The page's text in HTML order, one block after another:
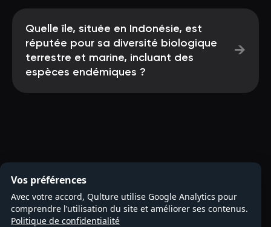
Quelle île, située en Indonésie, est
réputée pour sa diversité biologique
terrestre et marine, incluant des
espèces endémiques ?
→
Vos préférences
Avec votre accord, Qulture utilise Google Analytics pour
comprendre l’utilisation du site et améliorer ses contenus.
Politique de confidentialité